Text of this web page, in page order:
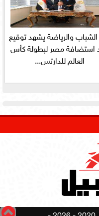
الشباب والرياضة يشهد توقيع
استضافة مصر لبطولة كأس
العالم للدارتس...